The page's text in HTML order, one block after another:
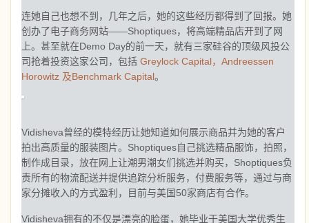
连她自己也想不到，几年之后，她的这些经历都得到了回报。她
创办了电子商务网站——Shoptiques，将高端精品店开到了网
上。甚至就在Demo Day的前一天，就有三家硅谷的顶级风投公
司抢着投资这家公司，包括 Greylock Capital，Andreessen
Horowitz 及Benchmark Capital。
Vidisheva曾经的模特经历让她知道如何展示商品并为她的客户
拍出高质量的服装图片。Shoptiques自己挑选精品服饰，拍照，
制作成目录，放在网上让潮男潮女们挑选并购买，Shoptiques负
责所有的物流配送并提供追踪分析服务，付费服务等，通过与商
家分摊收入的方式盈利，目前与美国50家商店有合作。
Vidisheva拥有的不仅是漂亮的脸蛋，她毕业于美国大学优秀生